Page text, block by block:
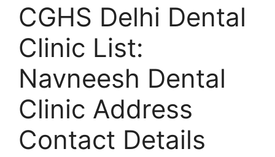
CGHS Delhi Dental
Clinic List:
Navneesh Dental
Clinic Address
Contact Details